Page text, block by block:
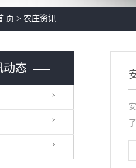
页 > 农庄资讯
动态